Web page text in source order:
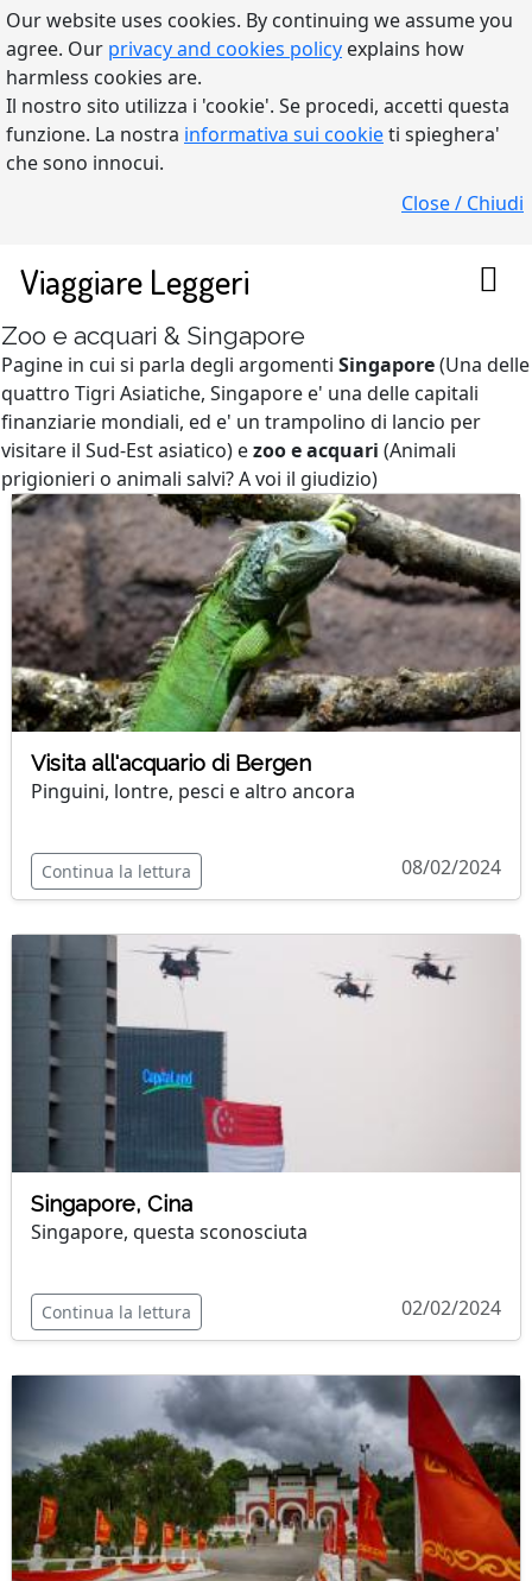
Our website uses cookies. By continuing we assume you
agree. Our privacy and cookies policy explains how
harmless cookies are.
Il nostro sito utilizza i 'cookie'. Se procedi, accetti questa
funzione. La nostra informativa sui cookieti spieghera'
che sono innocui.
Close / Chiudi
Viaggiare Leggeri
Zoo e acquari & Singapore
Pagine in cui si parla degli argomenti Singapore(Una delle
quattro Tigri Asiatiche, Singapore e' una delle capitali
finanziarie mondiali, ed e' un trampolino di lancio per
visitare il Sud-Est asiatico) ezoo e acquari (Animali
prigionieri o animali salvi? A voi il giudizio)
Visita all'acquario di Bergen
Pinguini, lontre, pesci e altro ancora
Continua la lettura 08/02/2024
Singapore, Cina
Singapore, questa sconosciuta
Continua la lettura 02/02/2024